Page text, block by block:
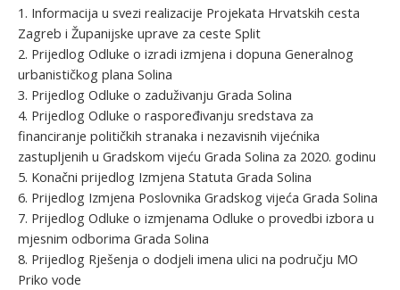
1. Informacija u svezi realizacije Projekata Hrvatskih cesta
Zagreb i Županijske uprave za ceste Split
2. Prijedlog Odluke o izradi izmjena i dopuna Generalnog
urbanističkog plana Solina
3. Prijedlog Odluke o zaduživanju Grada Solina
4. Prijedlog Odluke o raspoređivanju sredstava za
financiranje političkih stranaka i nezavisnih vijećnika
zastupljenih u Gradskom vijeću Grada Solina za 2020. godinu
5. Konačni prijedlog Izmjena Statuta Grada Solina
6. Prijedlog Izmjena Poslovnika Gradskog vijeća Grada Solina
7. Prijedlog Odluke o izmjenama Odluke o provedbi izbora u
mjesnim odborima Grada Solina
8. Prijedlog Rješenja o dodjeli imena ulici na području MO
Priko vode